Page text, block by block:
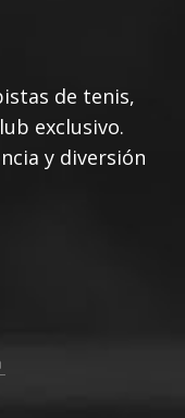
de tenis,
exclusivo.
y diversión